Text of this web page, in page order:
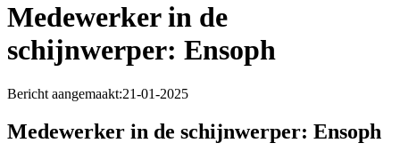
Medewerker in de
schijnwerper: Ensoph
Bericht aangemaakt:21-01-2025
Medewerker in de schijnwerper: Ensoph